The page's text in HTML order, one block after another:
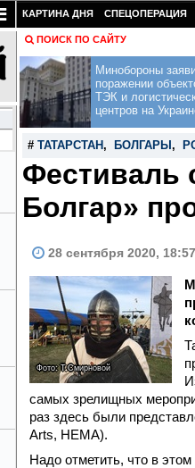
КАРТИНА ДНЯ СПЕЦОПЕРАЦИЯ
ПОИСК ПО САЙТУ
Минобороны
поражении
ТЭК и
центров на
# ТАТАРСТАН , БОЛГАРЫ ,
Фестиваль
Болгар»
28 сентября 2020,
Фото: Т.Смирновой
самых зрелищных
раз здесь были
Arts, HEMA).
Надо отметить, что в